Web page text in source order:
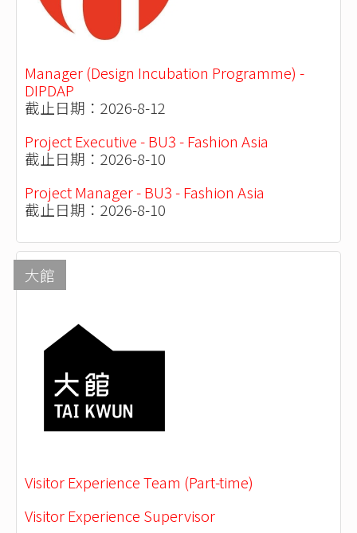
Manager (Design Incubation Programme) -
DIPDAP
截止日期：2026-8-12
Project Executive - BU3 - Fashion Asia
截止日期：2026-8-10
Project Manager - BU3 - Fashion Asia
截止日期：2026-8-10
大館
Visitor Experience Team (Part-time)
Visitor Experience Supervisor